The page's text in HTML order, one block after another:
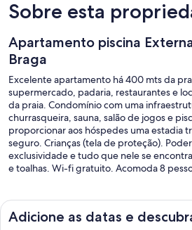
Sobre esta
Apartamento piscina
Braga
Excelente apartamento há 400 mts da
supermercado, padaria, restaurantes e
da praia. Condomínio com uma
churrasqueira, sauna, salão de jogos e
proporcionar aos hóspedes uma estadia
seguro. Crianças (tela de proteção).
exclusividade e tudo que nele se
e toalhas. Wi-fi gratuito. Acomoda 8
Adicione as datas e